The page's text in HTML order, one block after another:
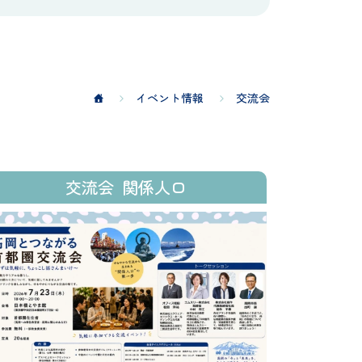
イベント情報 交流会
交流会 関係人口